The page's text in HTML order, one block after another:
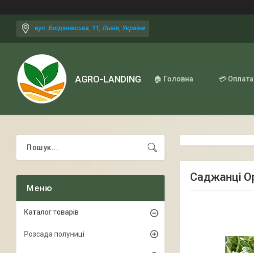
вул. Богданівська, 11, Львів, Україна
AGRO-LANDING 🏠 Головна 💳
Саджанці
Каталог товарів
Розсада полуниці